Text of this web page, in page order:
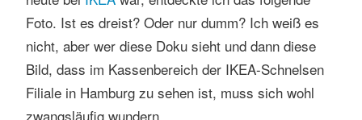
Foto. Ist es dreist? Oder nur dumm? Ich weiß es
nicht, aber wer diese Doku sieht und dann diese
Bild, dass im Kassenbereich der IKEA-Schnelsen
Filiale in Hamburg zu sehen ist, muss sich wohl
zwangsläufig wundern.